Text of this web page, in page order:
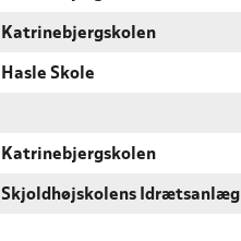
Katrinebjergskolen
Hasle Skole
Katrinebjergskolen
Skjoldhøjskolens Idrætsanlæg